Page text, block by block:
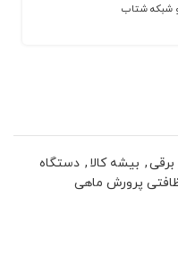
شبکه شتاب
برقی, بیشه کالا , دستگاه
پرورش ماهی